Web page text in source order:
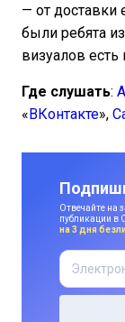
— от доставки
были ребята
визуалов
Где слушать:
«ВКонтакте»,
Отвечайте на
публикации в
на 3 дня